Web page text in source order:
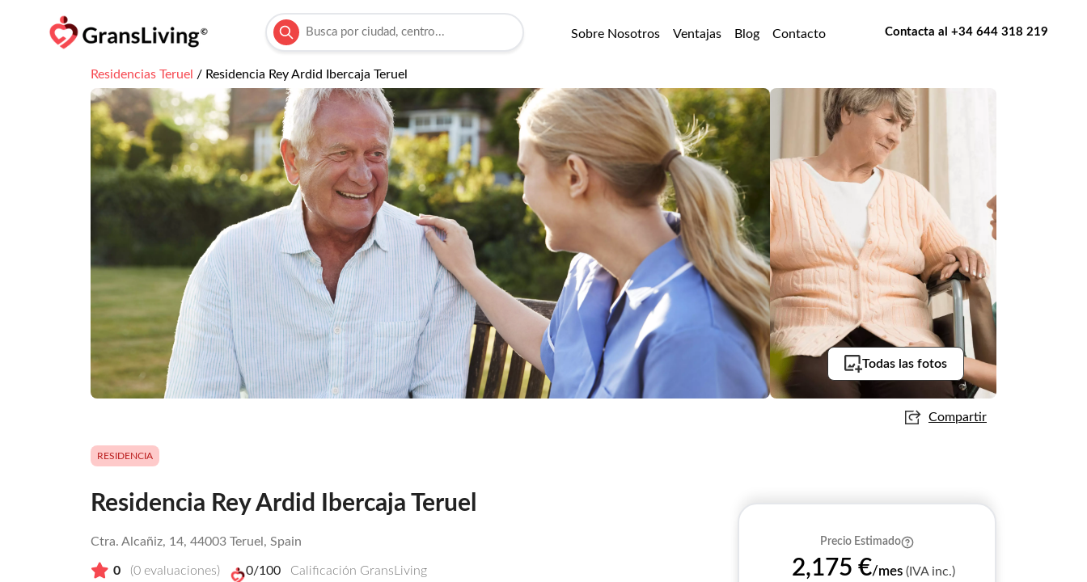
Sobre Nosotros Ventajas Blog Contacto Contacta al +34 644 318 219
Residencias Teruel / Residencia Rey Ardid Ibercaja Teruel
Compartir
Todas las fotos
RESIDENCIA
Residencia Rey Ardid Ibercaja Teruel
Ctra. Alcañiz, 14, 44003 Teruel, Spain
0 (0 evaluaciones) 0/100 Calificación GransLiving
Precio Estimado
2,175 €/mes (IVA inc.)